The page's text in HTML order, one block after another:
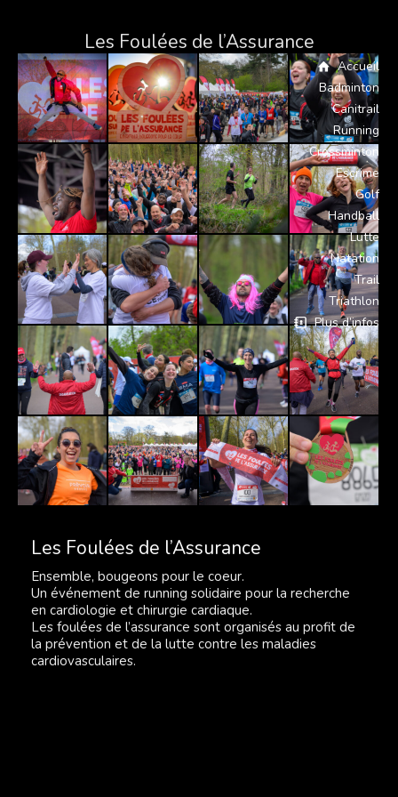
Accueil
Badminton
Canitrail
Running
Crossminton
Escrime
Golf
Handball
Lutte
Natation
Trail
Triathlon
Plus d’infos
Les Foulées de l’Assurance
Les Foulées de l’Assurance
Ensemble, bougeons pour le coeur.
Un événement de running solidaire pour la recherche
en cardiologie et chirurgie cardiaque.
Les foulées de l’assurance sont organisés au profit de
la prévention et de la lutte contre les maladies
cardiovasculaires.